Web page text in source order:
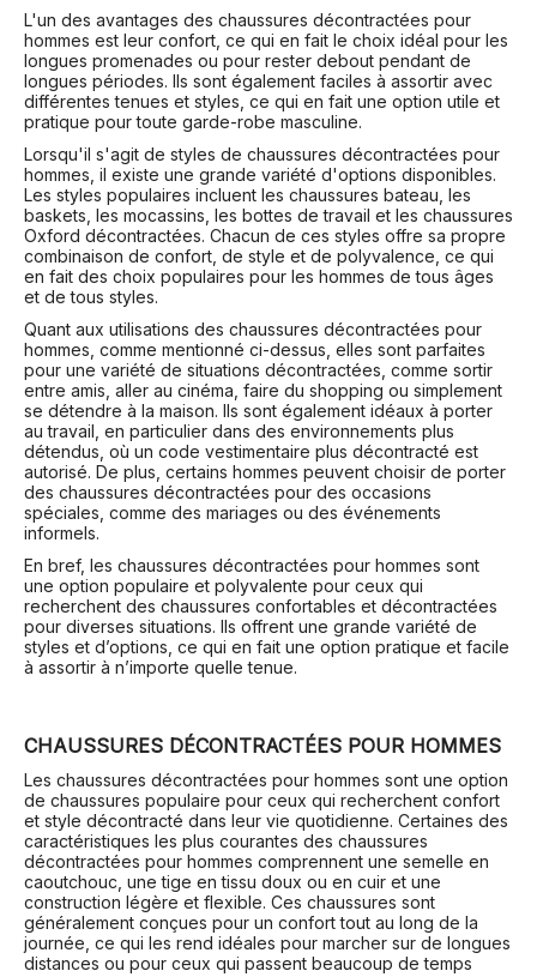
L'un des avantages des chaussures décontractées pour
hommes est leur confort, ce qui en fait le choix idéal pour les
longues promenades ou pour rester debout pendant de
longues périodes. Ils sont également faciles à assortir avec
différentes tenues et styles, ce qui en fait une option utile et
pratique pour toute garde-robe masculine.
Lorsqu'il s'agit de styles de chaussures décontractées pour
hommes, il existe une grande variété d'options disponibles.
Les styles populaires incluent les chaussures bateau, les
baskets, les mocassins, les bottes de travail et les chaussures
Oxford décontractées. Chacun de ces styles offre sa propre
combinaison de confort, de style et de polyvalence, ce qui
en fait des choix populaires pour les hommes de tous âges
et de tous styles.
Quant aux utilisations des chaussures décontractées pour
hommes, comme mentionné ci-dessus, elles sont parfaites
pour une variété de situations décontractées, comme sortir
entre amis, aller au cinéma, faire du shopping ou simplement
se détendre à la maison. Ils sont également idéaux à porter
au travail, en particulier dans des environnements plus
détendus, où un code vestimentaire plus décontracté est
autorisé. De plus, certains hommes peuvent choisir de porter
des chaussures décontractées pour des occasions
spéciales, comme des mariages ou des événements
informels.
En bref, les chaussures décontractées pour hommes sont
une option populaire et polyvalente pour ceux qui
recherchent des chaussures confortables et décontractées
pour diverses situations. Ils offrent une grande variété de
styles et d’options, ce qui en fait une option pratique et facile
à assortir à n’importe quelle tenue.
CHAUSSURES DÉCONTRACTÉES POUR HOMMES
Les chaussures décontractées pour hommes sont une option
de chaussures populaire pour ceux qui recherchent confort
et style décontracté dans leur vie quotidienne. Certaines des
caractéristiques les plus courantes des chaussures
décontractées pour hommes comprennent une semelle en
caoutchouc, une tige en tissu doux ou en cuir et une
construction légère et flexible. Ces chaussures sont
généralement conçues pour un confort tout au long de la
journée, ce qui les rend idéales pour marcher sur de longues
distances ou pour ceux qui passent beaucoup de temps